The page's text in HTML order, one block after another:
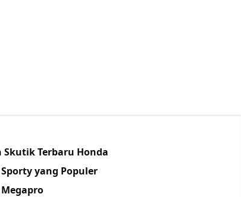
Skutik Terbaru Honda
yang Populer